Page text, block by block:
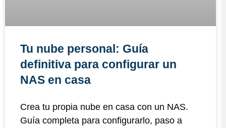
Tu nube personal: Guía
definitiva para configurar un
NAS en casa
Crea tu propia nube en casa con un NAS.
Guía completa para configurarlo, paso a